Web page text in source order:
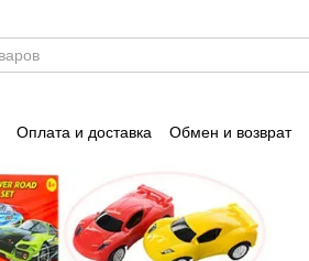
Оплата и доставка Обмен и возврат